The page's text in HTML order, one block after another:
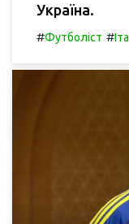
Україна.
#Футболіст #